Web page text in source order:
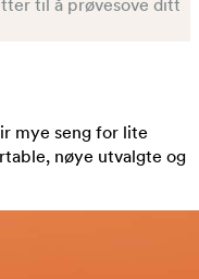
til å prøvesove ditt
mye seng for lite
nøye utvalgte og